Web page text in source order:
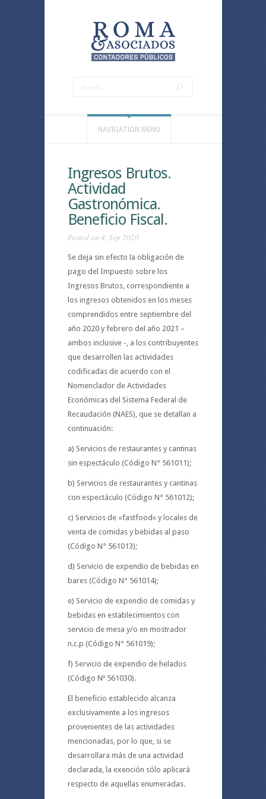
NAVIGATION MENU
Ingresos Brutos.
Actividad
Gastronómica.
Beneficio Fiscal.
Posted on 4, Sep 2020
Se deja sin efecto la obligación de
pago del Impuesto sobre los
Ingresos Brutos, correspondiente a
los ingresos obtenidos en los meses
comprendidos entre septiembre del
año 2020 y febrero del año 2021 –
ambos inclusive -, a los contribuyentes
que desarrollen las actividades
codificadas de acuerdo con el
Nomenclador de Actividades
Económicas del Sistema Federal de
Recaudación (NAES), que se detallan a
continuación:
a) Servicios de restaurantes y cantinas
sin espectáculo (Código N° 561011);
b) Servicios de restaurantes y cantinas
con espectáculo (Código N° 561012);
c) Servicios de «fastfood» y locales de
venta de comidas y bebidas al paso
(Código N° 561013);
d) Servicio de expendio de bebidas en
bares (Código N° 561014);
e) Servicio de expendio de comidas y
bebidas en establecimientos con
servicio de mesa y/o en mostrador
n.c.p (Código N° 561019);
f) Servicio de expendio de helados
(Código Nº 561030).
El beneficio establecido alcanza
exclusivamente a los ingresos
provenientes de las actividades
mencionadas, por lo que, si se
desarrollara más de una actividad
declarada, la exención sólo aplicará
respecto de aquellas enumeradas.